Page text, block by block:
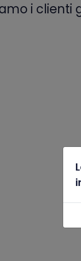
i clienti